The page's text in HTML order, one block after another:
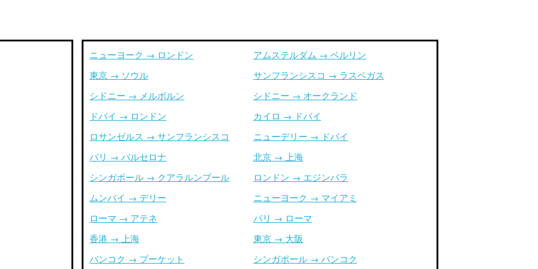
ニューヨーク → ロンドン
東京 → ソウル
シドニー → メルボルン
ドバイ → ロンドン
ロサンゼルス → サンフランシスコ
パリ → バルセロナ
シンガポール → クアラルンプール
ムンバイ → デリー
ローマ → アテネ
香港 → 上海
バンコク → プーケット
アムステルダム → ベルリン
サンフランシスコ → ラスベガス
シドニー → オークランド
カイロ → ドバイ
ニューデリー → ドバイ
北京 → 上海
ロンドン → エジンバラ
ニューヨーク → マイアミ
パリ → ローマ
東京 → 大阪
シンガポール → バンコク